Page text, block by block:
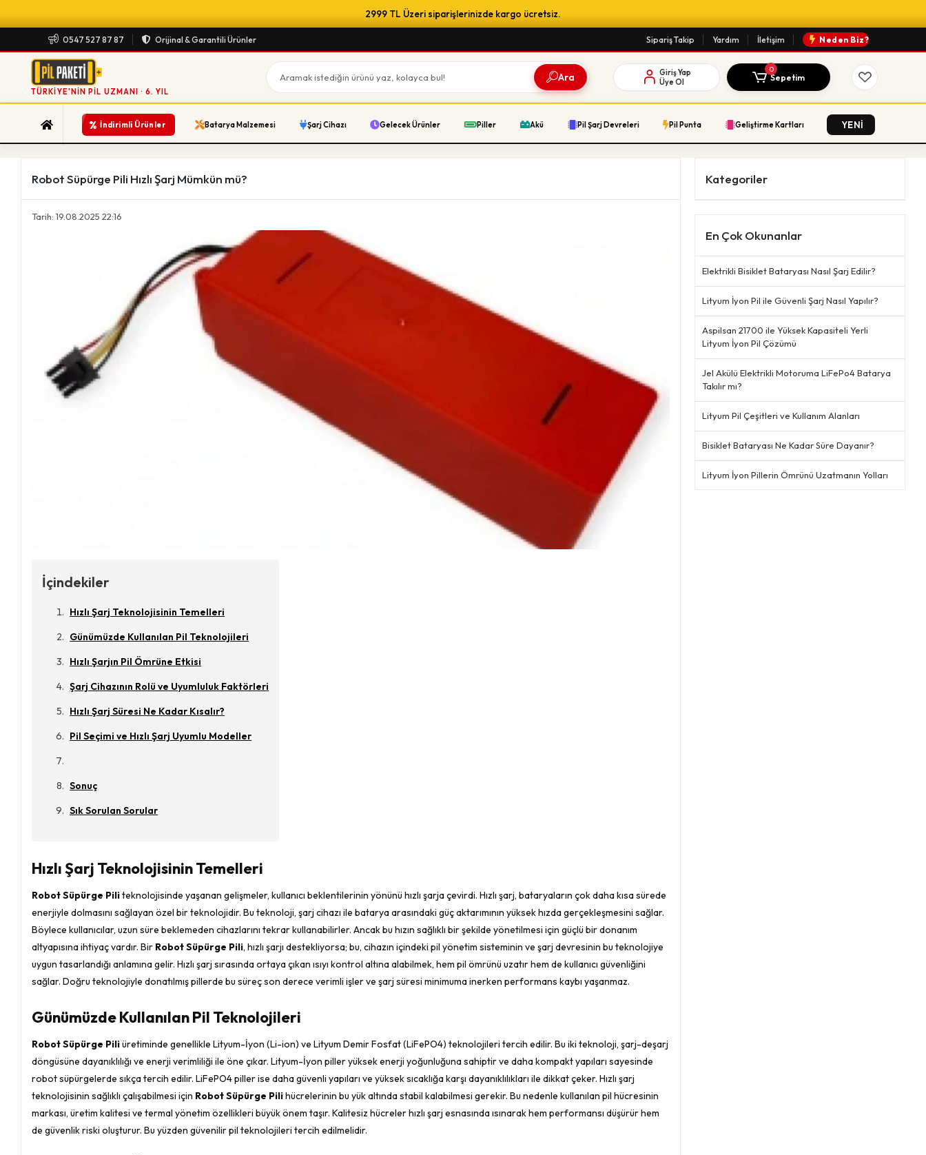
2999 TL Üzeri siparişlerinizde kargo ücretsiz.
0547 527 87 87 Orijinal & Garantili Ürünler Sipariş Takip Yardım İletişim Neden Biz?
TÜRKIYE'NIN PIL UZMANI · 6. YIL
Ara
Giriş Yap
Üye Ol
0
Sepetim
% İndirimli Ürünler Batarya Malzemesi Şarj Cihazı Gelecek Ürünler Piller Akü Pil Şarj Devreleri Pil Punta Geliştirme Kartları YENİ
Robot Süpürge Pili Hızlı Şarj Mümkün mü?
Tarih: 19.08.2025 22:16
İçindekiler
Hızlı Şarj Teknolojisinin Temelleri
Günümüzde Kullanılan Pil Teknolojileri
Hızlı Şarjın Pil Ömrüne Etkisi
Şarj Cihazının Rolü ve Uyumluluk Faktörleri
Hızlı Şarj Süresi Ne Kadar Kısalır?
Pil Seçimi ve Hızlı Şarj Uyumlu Modeller
Sonuç
Sık Sorulan Sorular
Hızlı Şarj Teknolojisinin Temelleri
Robot Süpürge Piliteknolojisinde yaşanan gelişmeler, kullanıcı beklentilerinin yönünü hızlı şarja çevirdi. Hızlı şarj, bataryaların çok daha kısa sürede
enerjiyle dolmasını sağlayan özel bir teknolojidir. Bu teknoloji, şarj cihazı ile batarya arasındaki güç aktarımının yüksek hızda gerçekleşmesini sağlar.
Böylece kullanıcılar, uzun süre beklemeden cihazlarını tekrar kullanabilirler. Ancak bu hızın sağlıklı bir şekilde yönetilmesi için güçlü bir donanım
altyapısına ihtiyaç vardır. Bir Robot Süpürge Pili, hızlı şarjı destekliyorsa; bu, cihazın içindeki pil yönetim sisteminin ve şarj devresinin bu teknolojiye
uygun tasarlandığı anlamına gelir. Hızlı şarj sırasında ortaya çıkan ısıyı kontrol altına alabilmek, hem pil ömrünü uzatır hem de kullanıcı güvenliğini
sağlar. Doğru teknolojiyle donatılmış pillerde bu süreç son derece verimli işler ve şarj süresi minimuma inerken performans kaybı yaşanmaz.
Günümüzde Kullanılan Pil Teknolojileri
Robot Süpürge Piliüretiminde genellikle Lityum-İyon (Li-ion) ve Lityum Demir Fosfat (LiFePO4) teknolojileri tercih edilir. Bu iki teknoloji, şarj-deşarj
döngüsüne dayanıklılığı ve enerji verimliliği ile öne çıkar. Lityum-İyon piller yüksek enerji yoğunluğuna sahiptir ve daha kompakt yapıları sayesinde
robot süpürgelerde sıkça tercih edilir. LiFePO4 piller ise daha güvenli yapıları ve yüksek sıcaklığa karşı dayanıklılıkları ile dikkat çeker. Hızlı şarj
teknolojisinin sağlıklı çalışabilmesi için Robot Süpürge Pilihücrelerinin bu yük altında stabil kalabilmesi gerekir. Bu nedenle kullanılan pil hücresinin
markası, üretim kalitesi ve termal yönetim özellikleri büyük önem taşır. Kalitesiz hücreler hızlı şarj esnasında ısınarak hem performansı düşürür hem
de güvenlik riski oluşturur. Bu yüzden güvenilir pil teknolojileri tercih edilmelidir.
Kategoriler
En Çok Okunanlar
Elektrikli Bisiklet Bataryası Nasıl Şarj Edilir?
Lityum İyon Pil ile Güvenli Şarj Nasıl Yapılır?
Aspilsan 21700 ile Yüksek Kapasiteli Yerli
Lityum İyon Pil Çözümü
Jel Akülü Elektrikli Motoruma LiFePo4 Batarya
Takılır mı?
Lityum Pil Çeşitleri ve Kullanım Alanları
Bisiklet Bataryası Ne Kadar Süre Dayanır?
Lityum İyon Pillerin Ömrünü Uzatmanın Yolları